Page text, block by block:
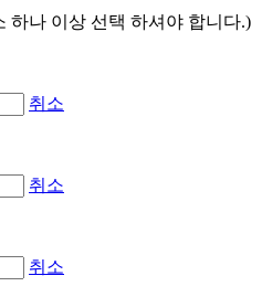
하나 이상 선택 하셔야 합니다.)
취소
취소
취소